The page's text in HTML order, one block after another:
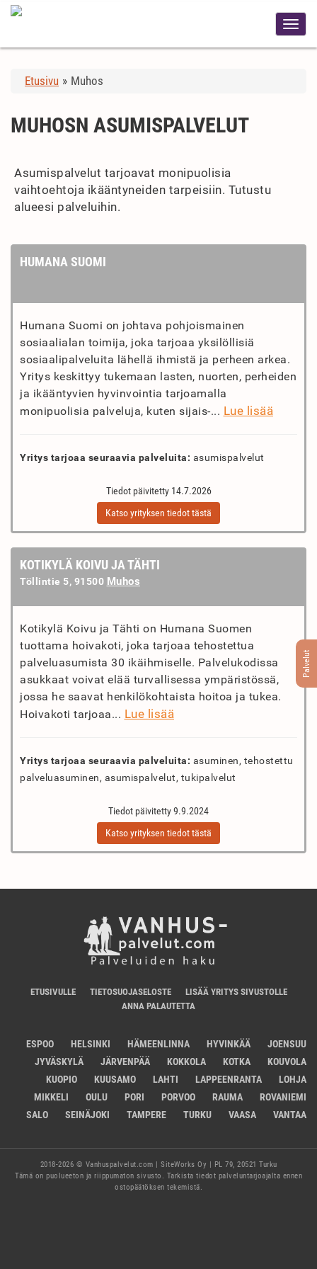
Etusivu » Muhos
Palvelut
MUHOSN ASUMISPALVELUT
Asumispalvelut tarjoavat monipuolisia
vaihtoehtoja ikääntyneiden tarpeisiin. Tutustu
alueesi palveluihin.
HUMANA SUOMI
Humana Suomi on johtava pohjoismainen
sosiaalialan toimija, joka tarjoaa yksilöllisiä
sosiaalipalveluita lähellä ihmistä ja perheen arkea.
Yritys keskittyy tukemaan lasten, nuorten, perheiden
ja ikääntyvien hyvinvointia tarjoamalla
monipuolisia palveluja, kuten sijais-... Lue lisää
Yritys tarjoaa seuraavia palveluita: asumispalvelut
Tiedot päivitetty 14.7.2026
Katso yrityksen tiedot tästä
KOTIKYLÄ KOIVU JA TÄHTI
Töllintie 5, 91500 Muhos
Kotikylä Koivu ja Tähti on Humana Suomen
tuottama hoivakoti, joka tarjoaa tehostettua
palveluasumista 30 ikäihmiselle. Palvelukodissa
asukkaat voivat elää turvallisessa ympäristössä,
jossa he saavat henkilökohtaista hoitoa ja tukea.
Hoivakoti tarjoaa... Lue lisää
Yritys tarjoaa seuraavia palveluita: asuminen, tehostettu
palveluasuminen, asumispalvelut, tukipalvelut
Tiedot päivitetty 9.9.2024
Katso yrityksen tiedot tästä
ETUSIVULLE TIETOSUOJASELOSTE
LISÄÄ YRITYS SIVUSTOLLE
ANNA PALAUTETTA
ESPOO HELSINKI HÄMEENLINNA HYVINKÄÄ
JOENSUU
JYVÄSKYLÄ
JÄRVENPÄÄ KOKKOLA KOTKA
KOUVOLA
KUOPIO
KUUSAMO LAHTI LAPPEENRANTA
LOHJA
MIKKELI
OULU PORI PORVOO RAUMA
ROVANIEMI
SALO
SEINÄJOKI TAMPERE TURKU VAASA VANTAA
2018-2026 © Vanhuspalvelut.com | SiteWorks Oy | PL 79, 20521 Turku
Tämä on puolueeton ja riippumaton sivusto. Tarkista tiedot palveluntarjoajalta ennen
ostopäätöksen tekemistä.